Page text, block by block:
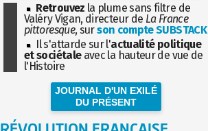
Retrouvez la plume sans filtre de
Valéry Vigan, directeur de La France
pittoresque, surson compte SUBSTACK
Il s'attarde sur l'actualité politique
et sociétaleavec la hauteur de vue de
l'Histoire
JOURNAL D'UN EXILÉ
DU PRÉSENT